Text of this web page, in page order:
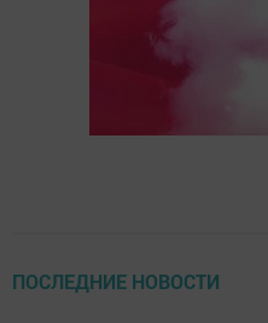
ПОСЛЕДНИЕ НОВОСТИ